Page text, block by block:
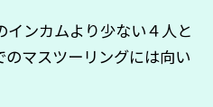
ンカムより少ない４人と
マスツーリングには向い